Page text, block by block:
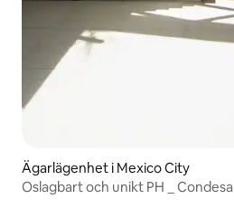
Ägarlägenhet i Mexico City
Oslagbart och unikt PH _ Condesa